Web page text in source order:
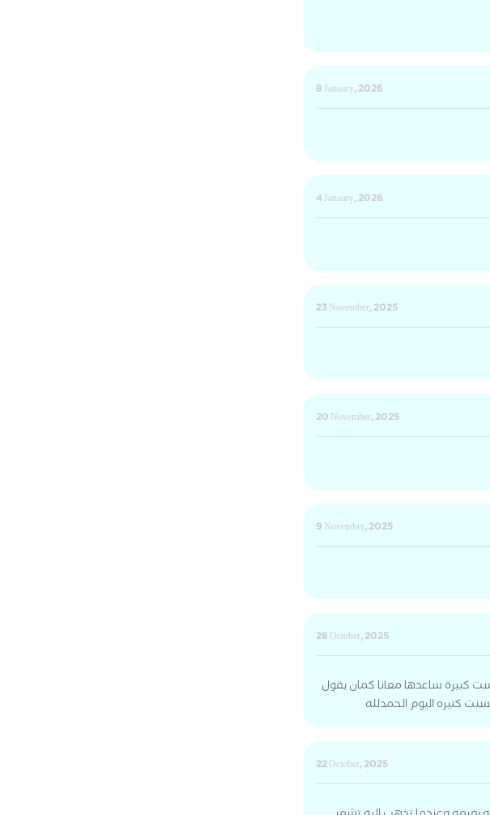
8 January, 2026
4 January, 2026
23 November, 2025
20 November, 2025
9 November, 2025
28 October, 2025
ست كبيرة ساعدها معانا كمان يقول
كتيره اليوم الحمدلله
22 October, 2025